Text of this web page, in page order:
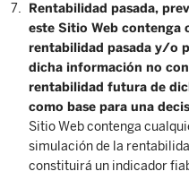
Rentabilidad pasada,
este Sitio Web contenga
rentabilidad pasada y/o
dicha información no
rentabilidad futura de
como base para una
Sitio Web contenga
simulación de la
constituirá un indicador